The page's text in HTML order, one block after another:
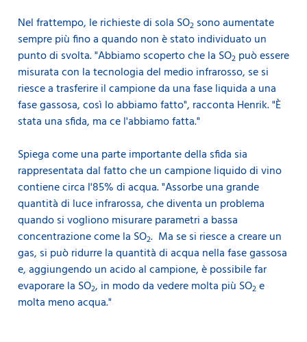
Nel frattempo, le richieste di sola SO2 sono aumentate
sempre più fino a quando non è stato individuato un
punto di svolta. "Abbiamo scoperto che la SO2 può essere
misurata con la tecnologia del medio infrarosso, se si
riesce a trasferire il campione da una fase liquida a una
fase gassosa, così lo abbiamo fatto", racconta Henrik. "È
stata una sfida, ma ce l'abbiamo fatta."
Spiega come una parte importante della sfida sia
rappresentata dal fatto che un campione liquido di vino
contiene circa l'85% di acqua. "Assorbe una grande
quantità di luce infrarossa, che diventa un problema
quando si vogliono misurare parametri a bassa
concentrazione come la SO2. Ma se si riesce a creare un
gas, si può ridurre la quantità di acqua nella fase gassosa
e, aggiungendo un acido al campione, è possibile far
evaporare la SO2, in modo da vedere molta più SO2 e
molta meno acqua."